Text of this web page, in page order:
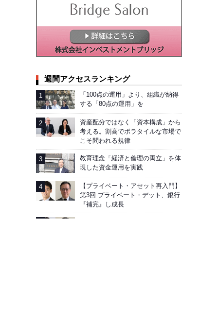
週間アクセスランキング
「100点の運用」より、組織が納得
する「80点の運用」を
資産配分ではなく「資本構成」から
考える。割高でボラタイルな市場で
こそ問われる規律
教育理念「経済と倫理の両立」を体
現した資金運用を実践
【プライベート・アセット再入門】
第3回 プライベート・デット、銀行
『補完』し成長